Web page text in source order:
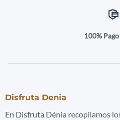
100%
Disfruta Denia
En Disfruta Dénia recopilamos